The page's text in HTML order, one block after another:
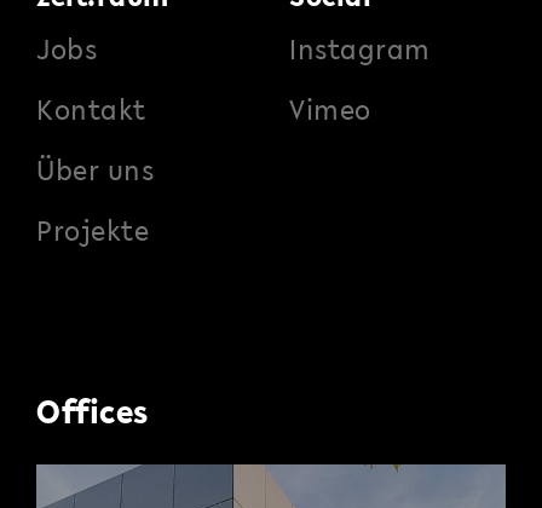
Jobs
Kontakt
Über uns
Projekte
Instagram
Vimeo
Offices